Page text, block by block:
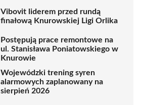
Vibovit liderem przed rundą
finałową Knurowskiej Ligi Orlika
Postępują prace remontowe na
ul. Stanisława Poniatowskiego w
Knurowie
Wojewódzki trening syren
alarmowych zaplanowany na
sierpień 2026